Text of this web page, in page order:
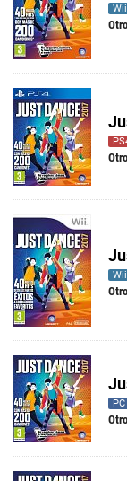
Wii
PC